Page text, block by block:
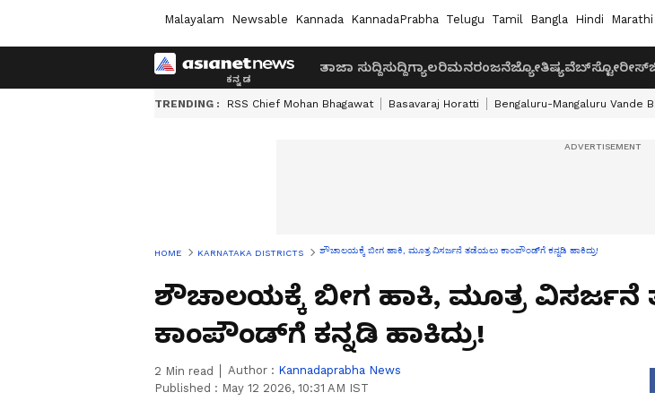
Malayalam Newsable Kannada KannadaPrabha Telugu Tamil Bangla Hindi Marathi
ತಾಜಾ ಸುದ್ದಿಸುದ್ದಿಗ್ಯಾಲರಿಮನರಂಜನೆಜ್ಯೋತಿಷ್ಯವೆಬ್‌ಸ್ಟೋರೀಸ್
TRENDING : RSS Chief Mohan Bhagawat Basavaraj Horatti Bengaluru-Mangaluru Vande
HOME KARNATAKA DISTRICTS ಶೌಚಾಲಯಕ್ಕೆ ಬೀಗ ಹಾಕಿ, ಮೂತ್ರ ವಿಸರ್ಜನೆ ತಡೆಯಲು ಕಾಂಪೌಂಡ್‌ಗೆ ಕನ್ನಡಿ ಹಾಕಿದ್ರು!
ಶೌಚಾಲಯಕ್ಕೆ ಬೀಗ ಹಾಕಿ, ಮೂತ್ರ
ಕಾಂಪೌಂಡ್‌ಗೆ ಕನ್ನಡಿ ಹಾಕಿದ್ರು!
2 Min read Author : Kannadaprabha News
Published : May 12 2026, 10:31 AM IST